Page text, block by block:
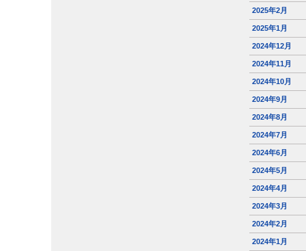
2025年2月
2025年1月
2024年12月
2024年11月
2024年10月
2024年9月
2024年8月
2024年7月
2024年6月
2024年5月
2024年4月
2024年3月
2024年2月
2024年1月